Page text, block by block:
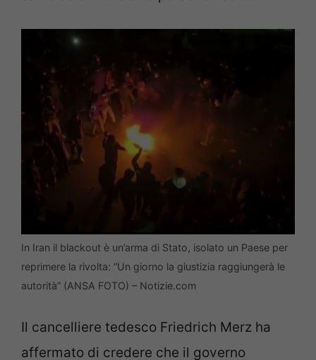
In Iran il blackout è un’arma di Stato, isolato un Paese per
reprimere la rivolta: “Un giorno la giustizia raggiungerà le
autorità” (ANSA FOTO) – Notizie.com
Il cancelliere tedesco Friedrich Merz ha
affermato di credere che il governo